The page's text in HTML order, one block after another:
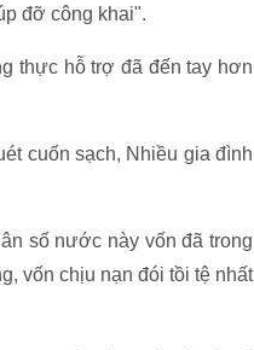
đỡ công khai".
thực hỗ trợ đã đến tay hơn
cuốn sạch, Nhiều gia đình
số nước này vốn đã trong
vốn chịu nạn đói tồi tệ nhất